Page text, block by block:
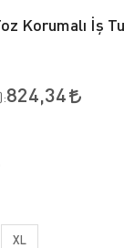
Korumalı İş
):824,34
XL